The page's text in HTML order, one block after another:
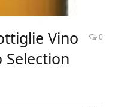
Vino
Selection
0